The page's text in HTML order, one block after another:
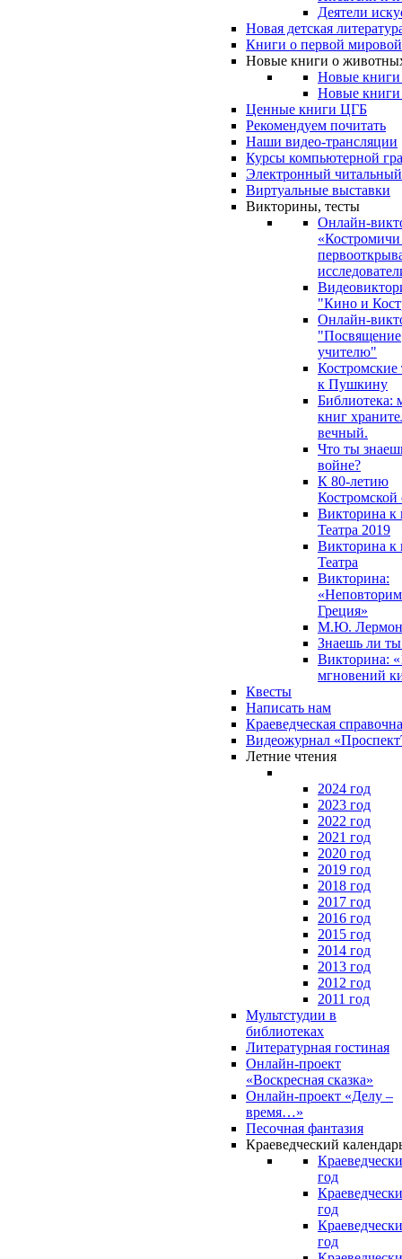
Деятели
Новая детская
Книги о первой
Новые книги о
Новые книги
Новые книги
Ценные книги ЦГБ
Рекомендуем почитать
Наши видео-трансляции
Курсы компьютерной
Электронный читальный
Виртуальные выставки
Викторины, тесты
Онлайн-
"Кино и
Онлайн-
"Посвящение
учителю"
к Пушкину
Библиотека:
книг
вечный.
Что ты
войне?
К 80-летию
Костромской
Викторина к
Театра 2019
Викторина к
Театра
Викторина:
Греция»
М.Ю.
Знаешь ли
Викторина:
мгновений
Квесты
Написать нам
Краеведческая
Видеожурнал
Летние чтения
2024 год
2023 год
2022 год
2021 год
2020 год
2019 год
2018 год
2017 год
2016 год
2015 год
2014 год
2013 год
2012 год
2011 год
Мультстудии в
библиотеках
Литературная гостиная
Онлайн-проект
«Воскресная сказка»
Онлайн-проект «Делу –
время…»
Песочная фантазия
Краеведческий
год
год
год